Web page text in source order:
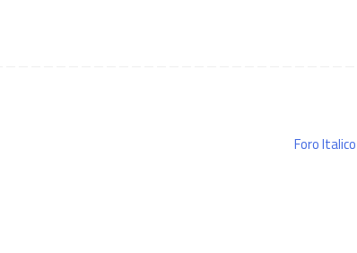
Foro Italico